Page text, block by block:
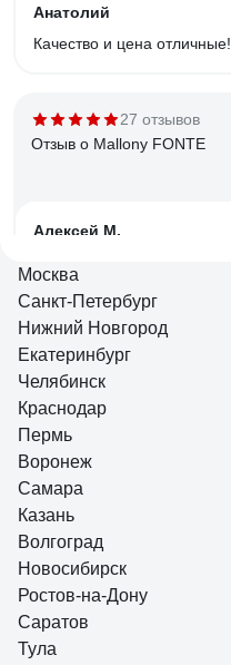
Анатолий
Качество и цена отличные!
27 отзывов
Отзыв о Mallony FONTE
Алексей М.
4 отзыва
Отзыв о Mallony ARMONICO
таня
Москва
Санкт-Петербург
Нижний Новгород
Екатеринбург
Челябинск
Краснодар
Пермь
Воронеж
Самара
Казань
Волгоград
Новосибирск
Ростов-на-Дону
Саратов
Тула